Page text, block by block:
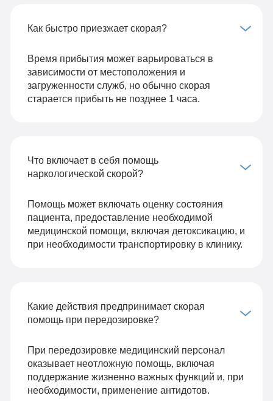
Как быстро приезжает скорая?
Время прибытия может варьироваться в
зависимости от местоположения и
загруженности служб, но обычно скорая
старается прибыть не позднее 1 часа.
Что включает в себя помощь
наркологической скорой?
Помощь может включать оценку состояния
пациента, предоставление необходимой
медицинской помощи, включая детоксикацию, и
при необходимости транспортировку в клинику.
Какие действия предпринимает скорая
помощь при передозировке?
При передозировке медицинский персонал
оказывает неотложную помощь, включая
поддержание жизненно важных функций и, при
необходимости, применение антидотов.